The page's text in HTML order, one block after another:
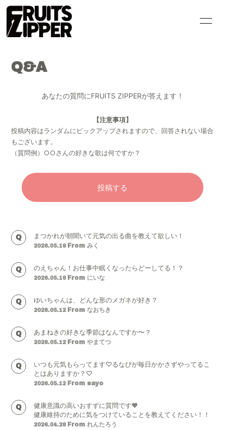
SCHEDULE
VIDEO DISCOGRAPHY
CONTACT
BLOG
会員登録 ログイン
Q&A
あなたの質問にFRUITS ZIPPERが答えます！
【注意事項】
投稿内容はランダムにピックアップされますので、回答されない場合
もございます。
（質問例）○○さんの好きな歌は何ですか？
投稿する
まつかれが朝聞いて元気の出る曲を教えて欲しい！
2026.05.19 From みく
のえちゃん！お仕事中眠くなったらどーしてる！？
2026.05.19 From にいな
ゆいちゃんは、どんな形のメガネが好き？
2026.05.12 From なおちき
あまねきの好きな季節はなんですか〜？
2026.05.12 From やまてつ
いつも元気もらってます♡るなぴが毎日かかさずやってるこ
とはありますか？♡
2026.05.12 From sayo
健康意識の高いおすずに質問です🧡
健康維持のために気をつけていることを教えてください！！
2026.04.28 From れんたろう